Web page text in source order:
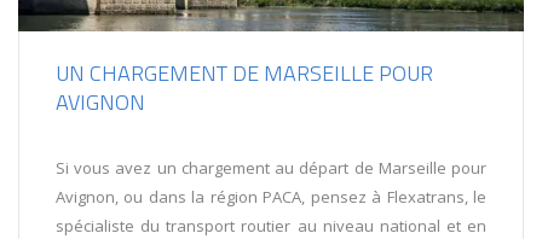
UN CHARGEMENT DE MARSEILLE POUR
AVIGNON
Si vous avez un chargement au départ de Marseille pour
Avignon, ou dans la région PACA, pensez à Flexatrans, le
spécialiste du transport routier au niveau national et en